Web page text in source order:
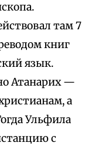
там 7
книг
язык.
Атанарих —
а
Ульфила
с